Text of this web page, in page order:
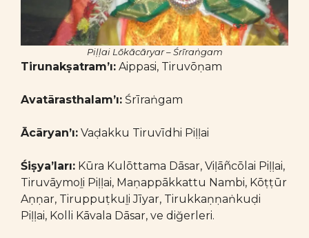
Piḷḷai Lōkācāryar – Śrīraṅgam
Tirunakṣatram’ı: Aippasi, Tiruvōṇam
Avatārasthalam’ı: Śrīraṅgam
Ācāryan’ı: Vaḍakku Tiruvīdhi Piḷḷai
Śiṣya’ları: Kūra Kulōttama Dāsar, Viḷāñcōlai Piḷḷai,
Tiruvāymoḻi Piḷḷai, Maṇappākkattu Nambi, Kōṭṭūr
Aṇṇar, Tiruppuṭkuḻi Jīyar, Tirukkaṇṇaṅkuḍi
Piḷḷai, Kolli Kāvala Dāsar, ve diğerleri.